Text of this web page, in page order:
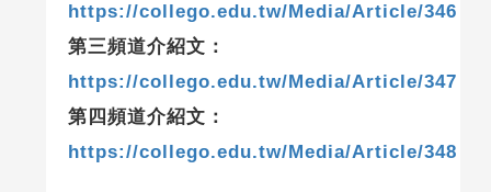
https://collego.edu.tw/Media/Article/346
第三頻道介紹文：
https://collego.edu.tw/Media/Article/347
第四頻道介紹文：
https://collego.edu.tw/Media/Article/348